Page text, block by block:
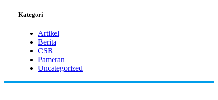
Kategori
Artikel
Berita
CSR
Pameran
Uncategorized